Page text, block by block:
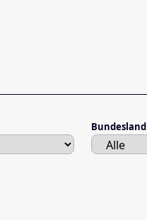
Bundesland